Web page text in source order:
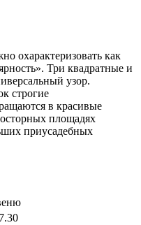
охарактеризовать как
Три квадратные и
узор.
строгие
в красивые
площадях
приусадебных